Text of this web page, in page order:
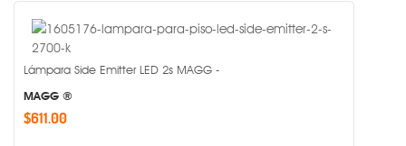
Lámpara Side Emitter LED 2s MAGG -
MAGG ®
$611.00